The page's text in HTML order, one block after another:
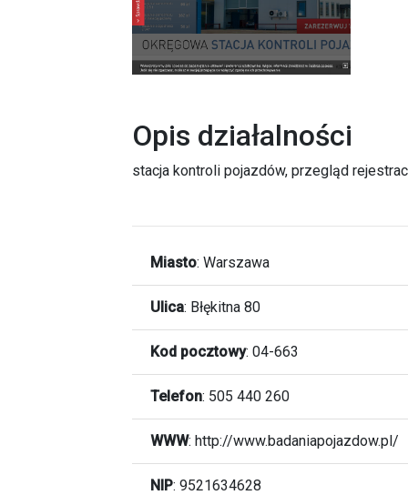
Opis działalności
stacja kontroli pojazdów, przegląd
Miasto: Warszawa
Ulica: Błękitna 80
Kod pocztowy: 04-663
Telefon: 505 440 260
WWW: http://www.badaniapojazdow.pl/
NIP: 9521634628